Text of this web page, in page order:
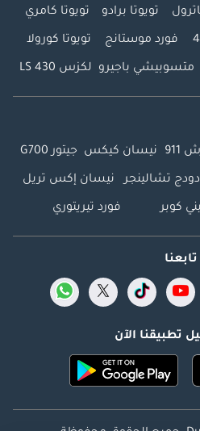
تويوتا برادو تويوتا كامري
فورد موستانج تويوتا كورولا
متسوبيشي باجيرو لكزس LS 430
911 نيسان كيكس جيتور G700
دودج تشالينجر نيسان إكس تريل
كوبر فورد تيريتوري
تابعنا
تطبيقنا الآن